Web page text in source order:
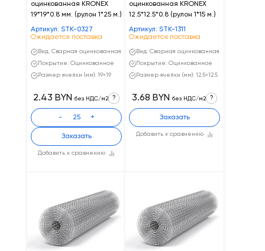
оцинкованная KRONEX
19*19*0.8 мм. (рулон 1*25 м.)
Артикул: STK-0327
Ожидается поставка
Вид: Сварная оцинкованная
Покрытие: Оцинкованное
Размер ячейки (мм): 19×19
Добавить к сравнению
2.43 BYN без НДС/м2 ?
- +
Заказать
оцинкованная KRONEX
12.5*12.5*0.8 (рулон 1*15 м.)
Артикул: STK-1311
Ожидается поставка
Вид: Сварная оцинкованная
Покрытие: Оцинкованное
Размер ячейки (мм): 12.5×12.5
Добавить к сравнению
3.68 BYN без НДС/м2 ?
Заказать